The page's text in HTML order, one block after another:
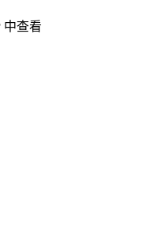
中查看